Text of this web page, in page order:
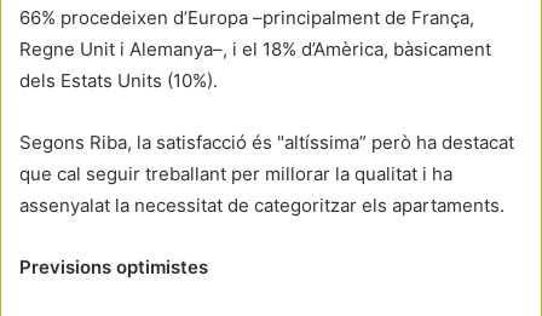
66% procedeixen d’Europa –principalment de França,
Regne Unit i Alemanya–, i el 18% d’Amèrica, bàsicament
dels Estats Units (10%).
Segons Riba, la satisfacció és "altíssima” però ha destacat
que cal seguir treballant per millorar la qualitat i ha
assenyalat la necessitat de categoritzar els apartaments.
Previsions optimistes